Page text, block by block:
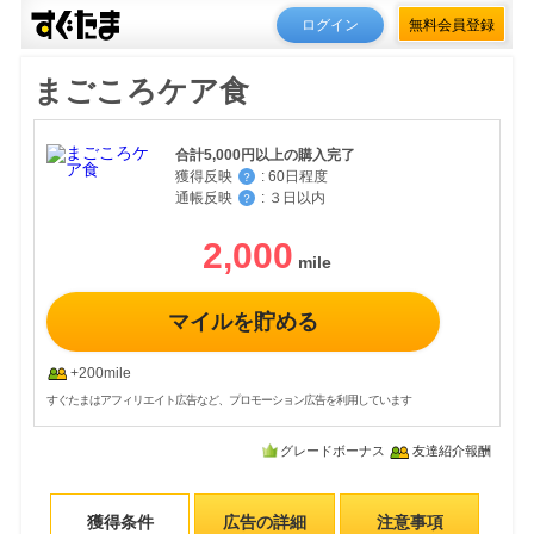
ログイン 無料会員登録
まごころケア食
合計5,000円以上の購入完了
獲得反映
？ : 60日程度
通帳反映
？ : ３日以内
2,000
マイルを貯める
+200mile
すぐたまはアフィリエイト広告など、プロモーション広告を利用しています
グレードボーナス 友達紹介報酬
獲得条件 広告の詳細 注意事項